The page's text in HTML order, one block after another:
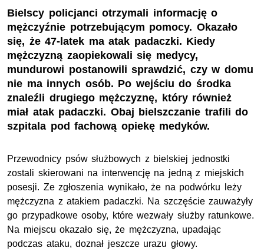
Bielscy policjanci otrzymali informację o
mężczyźnie potrzebującym pomocy. Okazało
się, że 47-latek ma atak padaczki. Kiedy
mężczyzną zaopiekowali się medycy,
mundurowi postanowili sprawdzić, czy w domu
nie ma innych osób. Po wejściu do środka
znaleźli drugiego mężczyznę, który również
miał atak padaczki. Obaj bielszczanie trafili do
szpitala pod fachową opiekę medyków.
Przewodnicy psów służbowych z bielskiej jednostki
zostali skierowani na interwencję na jedną z miejskich
posesji. Ze zgłoszenia wynikało, że na podwórku leży
mężczyzna z atakiem padaczki. Na szczęście zauważyły
go przypadkowe osoby, które wezwały służby ratunkowe.
Na miejscu okazało się, że mężczyzna, upadając
podczas ataku, doznał jeszcze urazu głowy.